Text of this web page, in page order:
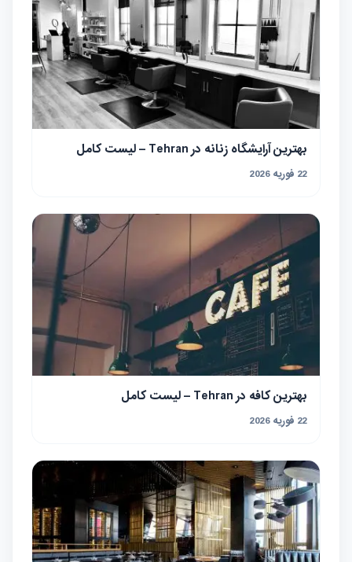
بهترین آرایشگاه زنانه در Tehran – لیست کامل
22 فوریه 2026
بهترین کافه در Tehran – لیست کامل
22 فوریه 2026